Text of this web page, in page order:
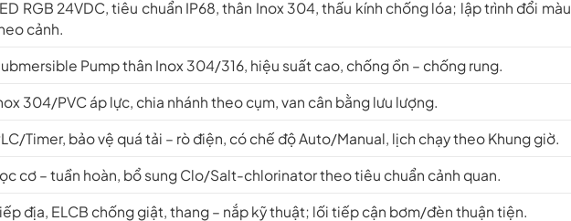
RGB 24VDC, tiêu chuẩn IP68, thân Inox 304, thấu kính chống lóa; lập trình đổi màu
cảnh.
Pump thân Inox 304/316, hiệu suất cao, chống ồn – chống rung.
304/PVC áp lực, chia nhánh theo cụm, van cân bằng lưu lượng.
Timer, bảo vệ quá tải – rò điện, có chế độ Auto/Manual, lịch chạy theo Khung giờ.
cơ – tuần hoàn, bổ sung Clo/Salt-chlorinator theo tiêu chuẩn cảnh quan.
địa, ELCB chống giật, thang – nắp kỹ thuật; lối tiếp cận bơm/đèn thuận tiện.